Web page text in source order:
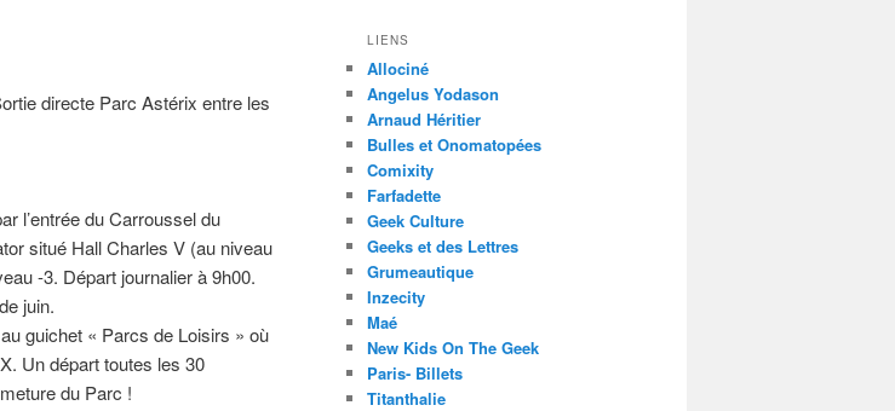
directe Parc Astérix entre les
l’entrée du Carroussel du
situé Hall Charles V (au niveau
-3. Départ journalier à 9h00.
juin.
guichet « Parcs de Loisirs » où
Un départ toutes les 30
du Parc !
LIENS
Allociné
Angelus Yodason
Arnaud Héritier
Bulles et Onomatopées
Comixity
Farfadette
Geek Culture
Geeks et des Lettres
Grumeautique
Inzecity
Maé
New Kids On The Geek
Paris- Billets
Titanthalie